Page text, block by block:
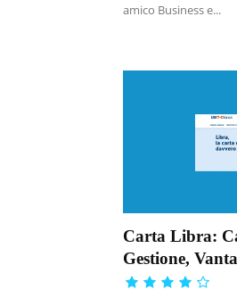
amico Business e...
Carta Libra:
Gestione,